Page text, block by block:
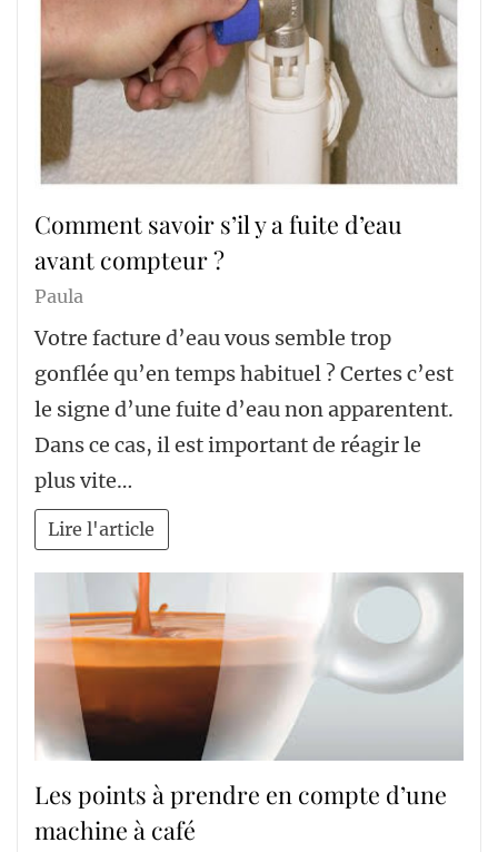
Comment savoir s’il y a fuite d’eau
avant compteur ?
Paula
Votre facture d’eau vous semble trop
gonflée qu’en temps habituel ? Certes c’est
le signe d’une fuite d’eau non apparentent.
Dans ce cas, il est important de réagir le
plus vite…
Lire l'article
Les points à prendre en compte d’une
machine à café